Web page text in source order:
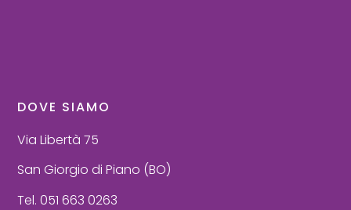
DOVE SIAMO
Via Libertà 75
San Giorgio di Piano (BO)
Tel. 051 663 0263